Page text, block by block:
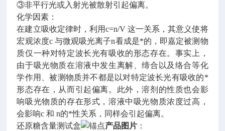
③非平行光或入射光被散射引起偏离。
化学因素：
在建立吸收定律时，利用c=n/V 这一关系，其意义使将
宏观浓度c 与微观吸光离子n看成是*的，即嘉定被测物
质仅一种对特定波长光有吸收的形态存在。事实上，
由于吸光物质在溶液中发生离解、缔合以及络合等化
学作用、被测物质并不都是以对特定波长光有吸收的*
形态存在，从而引起偏离。此外，溶剂的性质也会影
响吸光物质的存在形式，溶液中吸光物质浓度过高，
会影响c 和 n的*性关系，同样会引起偏离。
还原糖含量测试盒
产品图片 ：